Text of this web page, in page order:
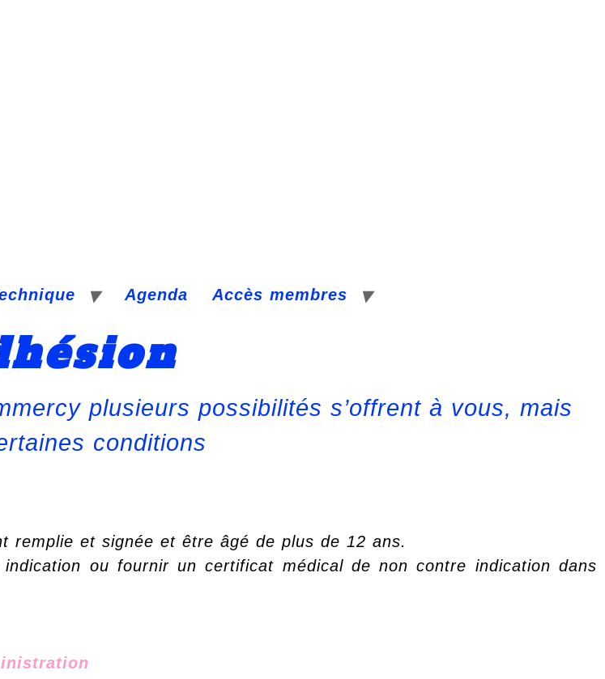
Agenda Accès membres
plusieurs possibilités s’offrent à vous, mais
conditions
remplie et signée et être âgé de plus de 12 ans.
ou fournir un certificat médical de non contre indication dans